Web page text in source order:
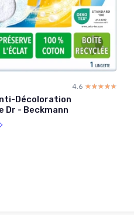
4.6 ☆☆☆☆☆
★★★★★
Décoloration
Dr - Beckmann